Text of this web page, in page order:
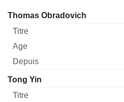
Dirigeant Titre Age
Thomas Obradovich
Tong Yin